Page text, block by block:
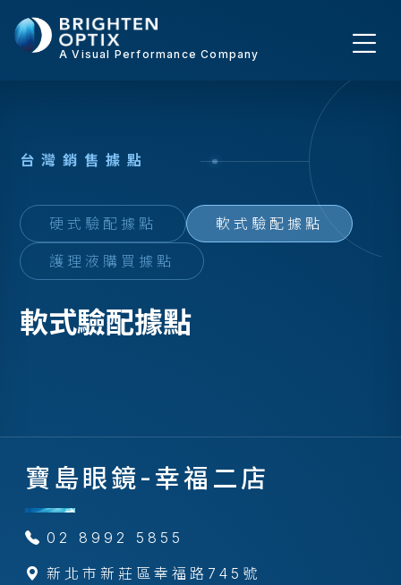
A Visual Performance Company
台灣銷 售據點
硬式驗配據點 軟式驗配據點
護理液購買據點
軟式驗配據點
寶島眼鏡-幸福二店
02 8992 5855
新北市新莊區幸福路745號